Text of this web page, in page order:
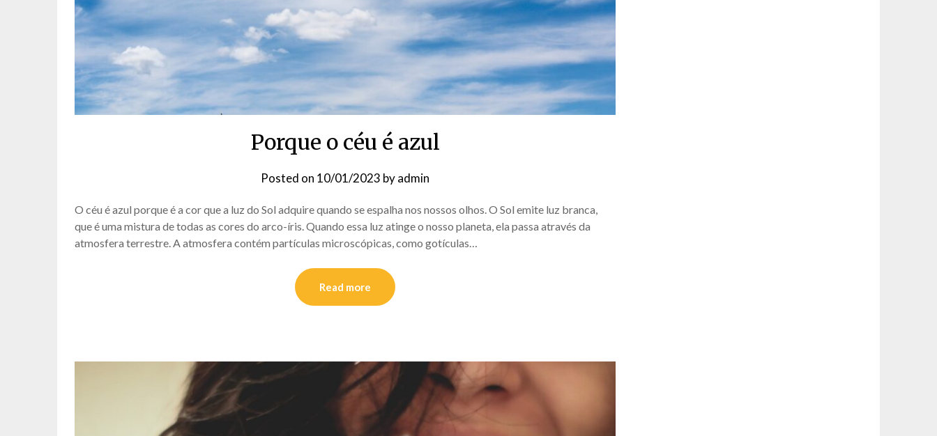
Porque o céu é azul
Posted on 10/01/2023 byadmin
O céu é azul porque é a cor que a luz do Sol adquire quando se espalha nos nossos olhos. O Sol emite luz branca,
que é uma mistura de todas as cores do arco-íris. Quando essa luz atinge o nosso planeta, ela passa através da
atmosfera terrestre. A atmosfera contém partículas microscópicas, como gotículas…
Read more